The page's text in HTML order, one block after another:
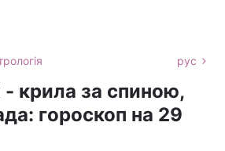
рус
крила за спиною,
гороскоп на 29